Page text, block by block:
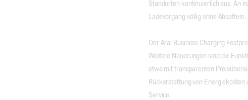
Standorten kontinuierlich aus. An
Ladevorgang völlig ohne Absatteln.
Der Aral Business Charging
Weitere Neuerungen sind die
etwa mit transparenten
Rückerstattung von
Service.